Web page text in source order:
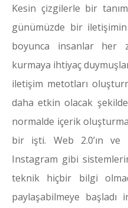
Kesin çizgilerle bir
günümüzde bir
boyunca insanlar her
kurmaya ihtiyaç
iletişim metotları
daha etkin olacak
normalde içerik
bir işti. Web 2.0’ın ve
Instagram gibi
teknik hiçbir bilgi
paylaşabilmeye